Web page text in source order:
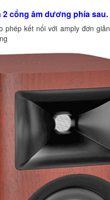
cổng âm dương phía sau.
phép kết nối với amply đơn giản